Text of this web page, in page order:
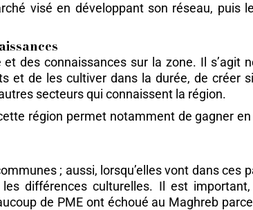
visé en développant son réseau, puis
des connaissances sur la zone. Il s’agit
et de les cultiver dans la durée, de créer
secteurs qui connaissent la région.
région permet notamment de gagner
; aussi, lorsqu’elles vont dans ces
différences culturelles. Il est
de PME ont échoué au Maghreb parce